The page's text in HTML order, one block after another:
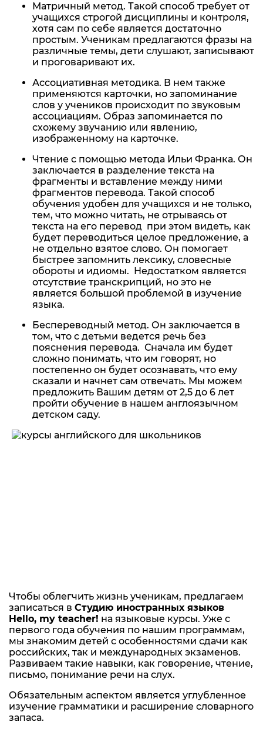
Матричный метод. Такой способ требует от
учащихся строгой дисциплины и контроля,
хотя сам по себе является достаточно
простым. Ученикам предлагаются фразы на
различные темы, дети слушают, записывают
и проговаривают их.
Ассоциативная методика. В нем также
применяются карточки, но запоминание
слов у учеников происходит по звуковым
ассоциациям. Образ запоминается по
схожему звучанию или явлению,
изображенному на карточке.
Чтение с помощью метода Ильи Франка. Он
заключается в разделение текста на
фрагменты и вставление между ними
фрагментов перевода. Такой способ
обучения удобен для учащихся и не только,
тем, что можно читать, не отрываясь от
текста на его перевод при этом видеть, как
будет переводиться целое предложение, а
не отдельно взятое слово. Он помогает
быстрее запомнить лексику, словесные
обороты и идиомы. Недостатком является
отсутствие транскрипций, но это не
является большой проблемой в изучение
языка.
Беспереводный метод. Он заключается в
том, что с детьми ведется речь без
пояснения перевода. Сначала им будет
сложно понимать, что им говорят, но
постепенно он будет осознавать, что ему
сказали и начнет сам отвечать. Мы можем
предложить Вашим детям от 2,5 до 6 лет
пройти обучение в нашем англоязычном
детском саду.
Чтобы облегчить жизнь ученикам, предлагаем
записаться в Студию иностранных языков
Hello, my teacher! на языковые курсы. Уже с
первого года обучения по нашим программам,
мы знакомим детей с особенностями сдачи как
российских, так и международных экзаменов.
Развиваем такие навыки, как говорение, чтение,
письмо, понимание речи на слух.
Обязательным аспектом является углубленное
изучение грамматики и расширение словарного
запаса.